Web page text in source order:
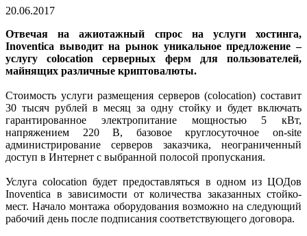
20.06.2017
Отвечая на ажиотажный спрос на услуги хостинга,
Inoventica выводит на рынок уникальное предложение –
услугу colocation серверных ферм для пользователей,
майнящих различные криптовалюты.
Стоимость услуги размещения серверов (сolocation) составит
30 тысяч рублей в месяц за одну стойку и будет включать
гарантированное электропитание мощностью 5 кВт,
напряжением 220 В, базовое круглосуточное on-site
администрирование серверов заказчика, неограниченный
доступ в Интернет с выбранной полосой пропускания.
Услуга сolocation будет предоставляться в одном из ЦОДов
Inoventica в зависимости от количества заказанных стойко-
мест. Начало монтажа оборудования возможно на следующий
рабочий день после подписания соответствующего договора.